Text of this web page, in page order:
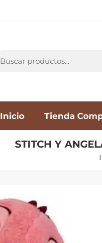
Inicio Tienda
STITCH Y